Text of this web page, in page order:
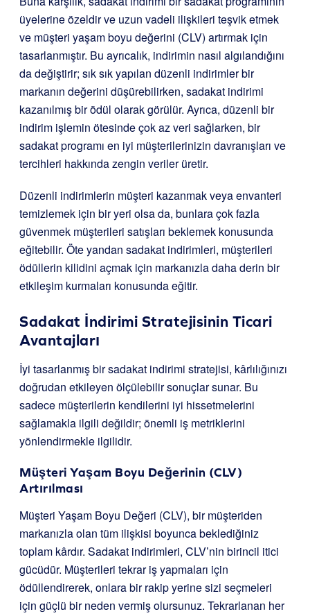
üyelerine özeldir ve uzun vadeli ilişkileri teşvik etmek
ve müşteri yaşam boyu değerini (CLV) artırmak için
tasarlanmıştır. Bu ayrıcalık, indirimin nasıl algılandığını
da değiştirir; sık sık yapılan düzenli indirimler bir
markanın değerini düşürebilirken, sadakat indirimi
kazanılmış bir ödül olarak görülür. Ayrıca, düzenli bir
indirim işlemin ötesinde çok az veri sağlarken, bir
sadakat programı en iyi müşterilerinizin davranışları ve
tercihleri hakkında zengin veriler üretir.
Düzenli indirimlerin müşteri kazanmak veya envanteri
temizlemek için bir yeri olsa da, bunlara çok fazla
güvenmek müşterileri satışları beklemek konusunda
eğitebilir. Öte yandan sadakat indirimleri, müşterileri
ödüllerin kilidini açmak için markanızla daha derin bir
etkileşim kurmaları konusunda eğitir.
Sadakat İndirimi Stratejisinin Ticari
Avantajları
İyi tasarlanmış bir sadakat indirimi stratejisi, kârlılığınızı
doğrudan etkileyen ölçülebilir sonuçlar sunar. Bu
sadece müşterilerin kendilerini iyi hissetmelerini
sağlamakla ilgili değildir; önemli iş metriklerini
yönlendirmekle ilgilidir.
Müşteri Yaşam Boyu Değerinin (CLV)
Artırılması
Müşteri Yaşam Boyu Değeri (CLV), bir müşteriden
markanızla olan tüm ilişkisi boyunca beklediğiniz
toplam kârdır. Sadakat indirimleri, CLV’nin birincil itici
gücüdür. Müşterileri tekrar iş yapmaları için
ödüllendirerek, onlara bir rakip yerine sizi seçmeleri
için güçlü bir neden vermiş olursunuz. Tekrarlanan her